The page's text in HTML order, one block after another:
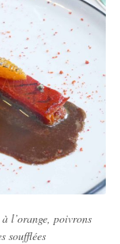
l’orange, poivrons
soufflées